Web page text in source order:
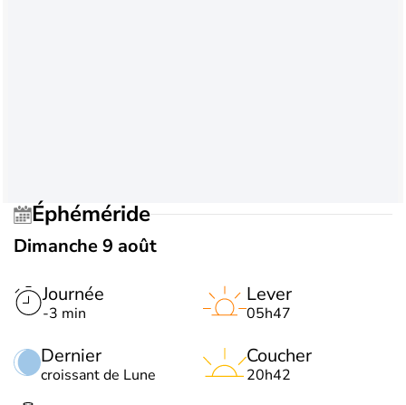
Éphéméride
Dimanche 9 août
Journée
-3 min
Dernier
croissant de Lune
Lever
05h47
Coucher
20h42